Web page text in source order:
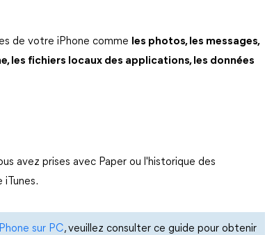
de votre iPhone comme les photos, les messages,
les fichiers locaux des applications, les données
avez prises avec Paper ou l'historique des
iTunes.
sur PC, veuillez consulter ce guide pour obtenir